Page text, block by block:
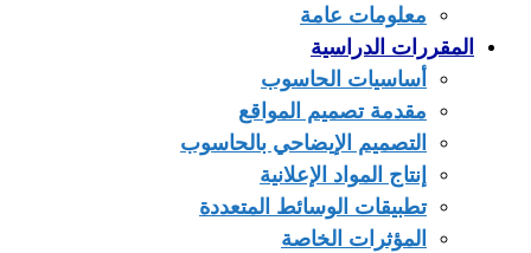
معلومات عامة
المقررات الدراسية
أساسيات الحاسوب
مقدمة تصميم المواقع
التصميم الإيضاحي بالحاسوب
إنتاج المواد الإعلانية
تطبيقات الوسائط المتعددة
المؤثرات الخاصة